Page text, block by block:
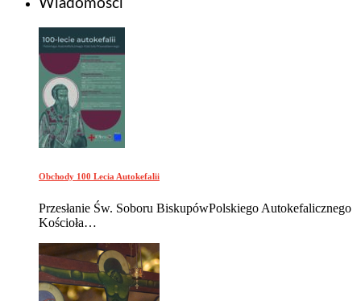
Wiadomości
Obchody 100 Lecia Autokefalii
Przesłanie Św. Soboru BiskupówPolskiego Autokefalicznego
Kościoła…